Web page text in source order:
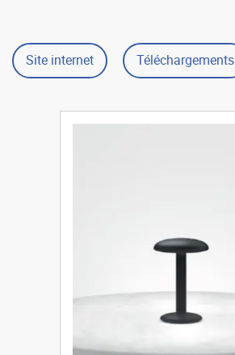
Site internet Téléchargements